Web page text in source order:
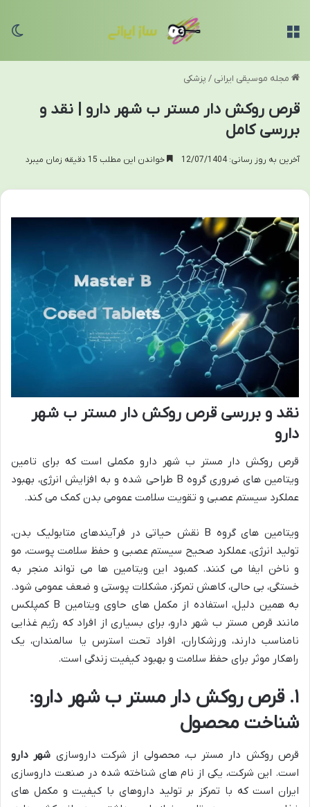
مجله موسیقی ایرانی / پزشکی
قرص روکش دار مستر ب شهر دارو | نقد و
بررسی کامل
آخرین به روز رسانی: 12/07/1404 خواندن این مطلب 15 دقیقه زمان میبرد
نقد و بررسی قرص روکش دار مستر ب شهر
دارو
قرص روکش دار مستر ب شهر دارو مکملی است که برای تامین
ویتامین های ضروری گروه B طراحی شده و به افزایش انرژی، بهبود
عملکرد سیستم عصبی و تقویت سلامت عمومی بدن کمک می کند.
ویتامین های گروه B نقش حیاتی در فرآیندهای متابولیک بدن،
تولید انرژی، عملکرد صحیح سیستم عصبی و حفظ سلامت پوست، مو
و ناخن ایفا می کنند. کمبود این ویتامین ها می تواند منجر به
خستگی، بی حالی، کاهش تمرکز، مشکلات پوستی و ضعف عمومی شود.
به همین دلیل، استفاده از مکمل های حاوی ویتامین B کمپلکس
مانند قرص مستر ب شهر دارو، برای بسیاری از افراد که رژیم غذایی
نامناسب دارند، ورزشکاران، افراد تحت استرس یا سالمندان، یک
راهکار موثر برای حفظ سلامت و بهبود کیفیت زندگی است.
۱. قرص روکش دار مستر ب شهر دارو:
شناخت محصول
قرص روکش دار مستر ب، محصولی از شرکت داروسازی شهر دارو
است. این شرکت، یکی از نام های شناخته شده در صنعت داروسازی
ایران است که با تمرکز بر تولید داروهای با کیفیت و مکمل های